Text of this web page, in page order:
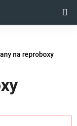
KOŠÍK
na reproboxy